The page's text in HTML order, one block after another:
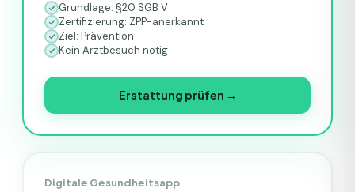
Grundlage: §20 SGB V
Zertifizierung: ZPP-anerkannt
Ziel: Prävention
Kein Arztbesuch nötig
Erstattung prüfen →
Digitale Gesundheitsapp